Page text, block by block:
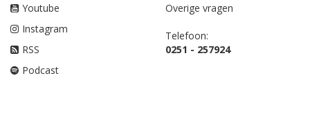
Youtube
Instagram
RSS
Podcast
Overige vragen
Telefoon:
0251 - 257924